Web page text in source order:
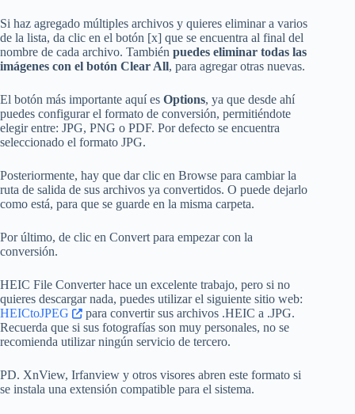
Si haz agregado múltiples archivos y quieres eliminar a varios
de la lista, da clic en el botón [x] que se encuentra al final del
nombre de cada archivo. También puedes eliminar todas las
imágenes con el botón Clear All, para agregar otras nuevas.
El botón más importante aquí es Options, ya que desde ahí
puedes configurar el formato de conversión, permitiéndote
elegir entre: JPG, PNG o PDF. Por defecto se encuentra
seleccionado el formato JPG.
Posteriormente, hay que dar clic en Browse para cambiar la
ruta de salida de sus archivos ya convertidos. O puede dejarlo
como está, para que se guarde en la misma carpeta.
Por último, de clic en Convert para empezar con la
conversión.
HEIC File Converter hace un excelente trabajo, pero si no
quieres descargar nada, puedes utilizar el siguiente sitio web:
HEICtoJPEG
para convertir sus archivos .HEIC a .JPG.
Recuerda que si sus fotografías son muy personales, no se
recomienda utilizar ningún servicio de tercero.
PD. XnView, Irfanview y otros visores abren este formato si
se instala una extensión compatible para el sistema.